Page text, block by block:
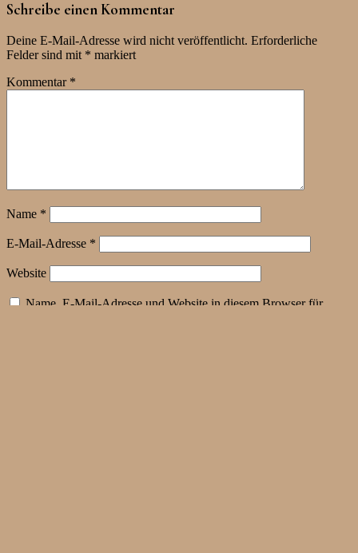
Schreibe einen Kommentar
Deine E-Mail-Adresse wird nicht veröffentlicht. Erforderliche
Felder sind mit * markiert
Kommentar *
Name *
E-Mail-Adresse *
Website
Name, E-Mail-Adresse und Website in diesem Browser für